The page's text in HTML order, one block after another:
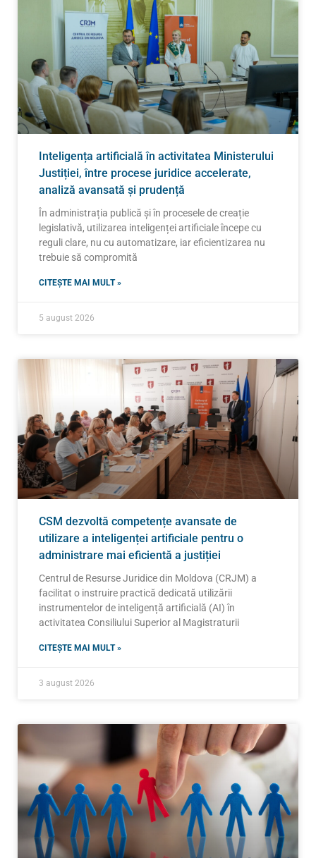
Inteligența artificială în activitatea Ministerului
Justiției, între procese juridice accelerate,
analiză avansată și prudență
În administrația publică și în procesele de creație
legislativă, utilizarea inteligenței artificiale începe cu
reguli clare, nu cu automatizare, iar eficientizarea nu
trebuie să compromită
CITEȘTE MAI MULT »
5 august 2026
CSM dezvoltă competențe avansate de
utilizare a inteligenței artificiale pentru o
administrare mai eficientă a justiției
Centrul de Resurse Juridice din Moldova (CRJM) a
facilitat o instruire practică dedicată utilizării
instrumentelor de inteligență artificială (AI) în
activitatea Consiliului Superior al Magistraturii
CITEȘTE MAI MULT »
3 august 2026